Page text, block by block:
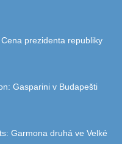
prezidenta republiky
: Gasparini v Budapešti
: Garmona druhá ve Velké